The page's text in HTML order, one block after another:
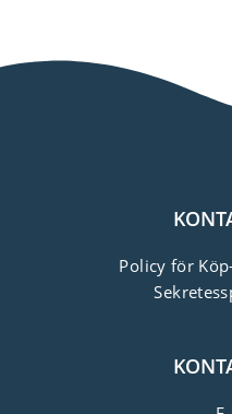
Policy för